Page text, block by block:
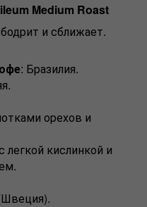
Medium Roast
и сближает.
: Бразилия.
орехов и
легкой кислинкой и